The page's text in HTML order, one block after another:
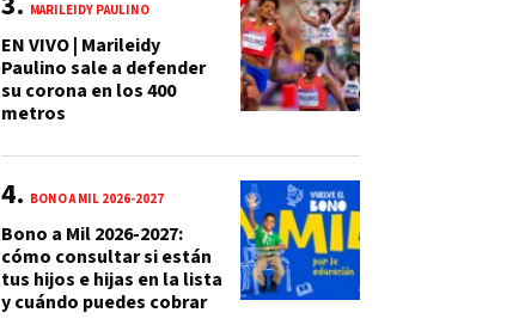
MARILEIDY PAULINO
EN VIVO | Marileidy
Paulino sale a defender
su corona en los 400
metros
BONO A MIL 2026-2027
Bono a Mil 2026-2027:
cómo consultar si están
tus hijos e hijas en la lista
y cuándo puedes cobrar